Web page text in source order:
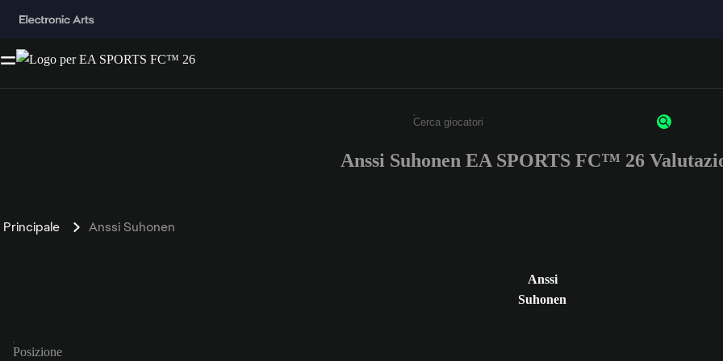
Inserisci un minimo di 3 caratteri o numeri.
Anssi Suhonen EA SPORTS FC™ 26
Principale Anssi Suhonen
Anssi
Suhonen
Posizione